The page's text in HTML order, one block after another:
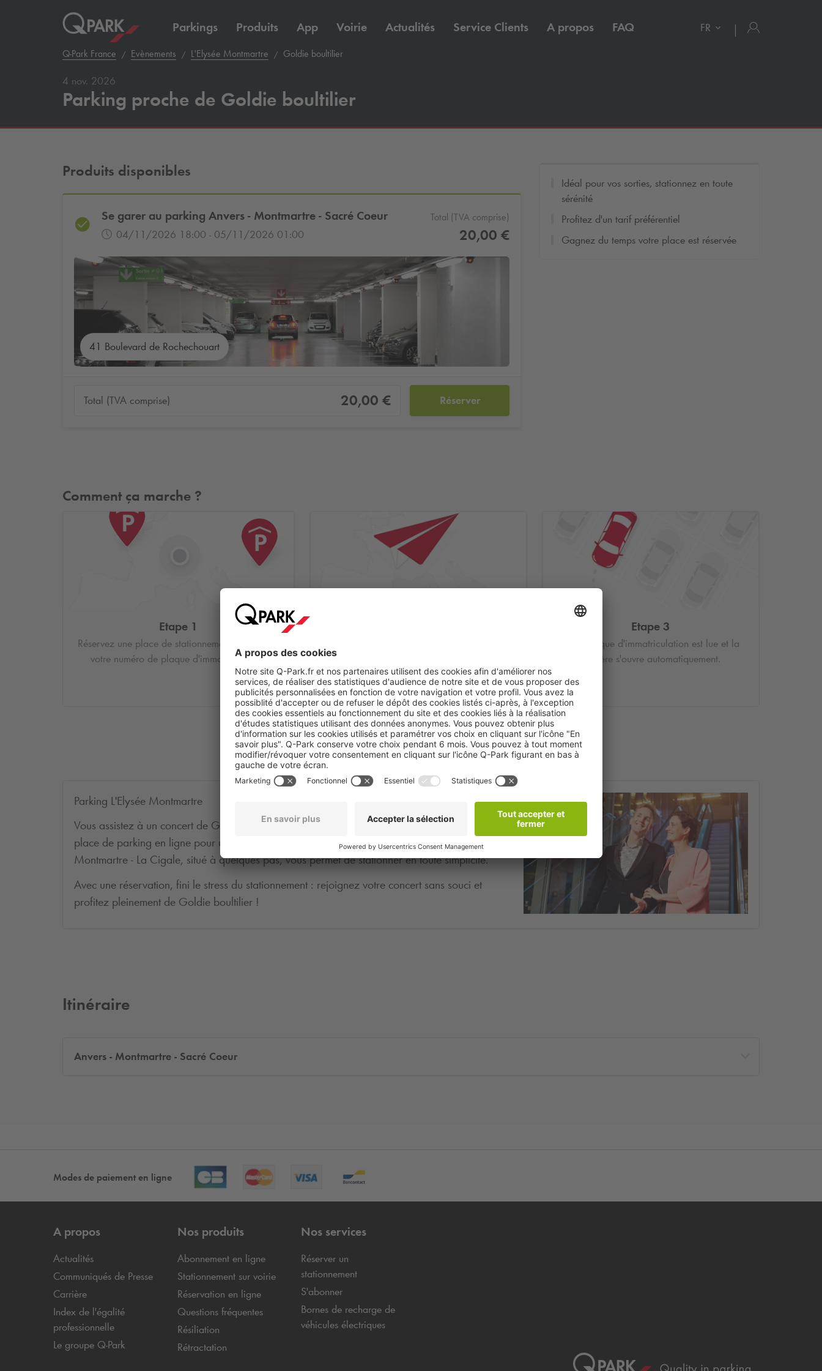
Parkings Produits App Voirie Actualités Service Clients A propos FAQ FR
Q-Park France Evènements L'Elysée Montmartre Goldie boultilier
4 nov. 2026
Parking proche de Goldie boultilier
Produits disponibles
Se garer au parking Anvers - Montmartre - Sacré Coeur
04/11/2026 18:00 - 05/11/2026 01:00
Total (TVA comprise)
20,00 €
41 Boulevard de Rochechouart
Total (TVA comprise) 20,00 € Réserver
Idéal pour vos sorties, stationnez en toute
sérénité
Profitez d'un tarif préférentiel
Gagnez du temps votre place est réservée
Comment ça marche ?
Etape 1
Réservez une place de stationnement et saisissez
votre numéro de plaque d'immatriculation.
Etape 3
Votre plaque d'immatriculation est lue et la
barrière s'ouvre automatiquement.
Parking L'Elysée Montmartre
Vous assistez à un concert de Goldie boultilier à L'Elysée Montmartre ? Pensez à réserver votre
place de parking en ligne pour un accès rapide et serein. Le parkingQ-ParkAnvers -
Montmartre - La Cigale, situé à quelques pas, vous permet de stationner en toute simplicité.
Avec une réservation, fini le stress du stationnement : rejoignez votre concert sans souci et
profitez pleinement de Goldie boultilier !
Itinéraire
Anvers - Montmartre - Sacré Coeur
Modes de paiement en ligne
A propos
Actualités
Communiqués de Presse
Carrière
Index de l'égalité
professionnelle
Le groupe Q-Park
Nos produits
Abonnement en ligne
Stationnement sur voirie
Réservation en ligne
Questions fréquentes
Résiliation
Rétractation
Nos services
Réserver un
stationnement
S'abonner
Bornes de recharge de
véhicules électriques